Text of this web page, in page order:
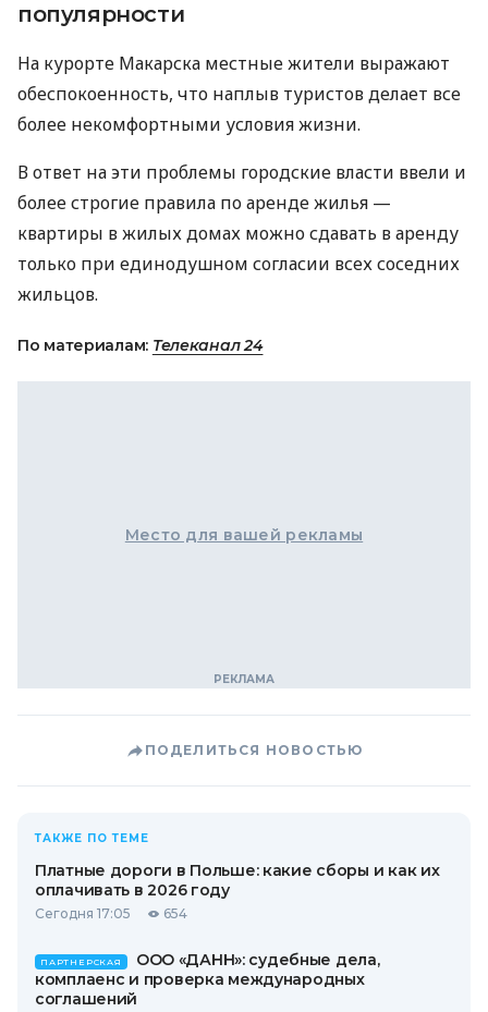
популярности
На курорте Макарска местные жители выражают
обеспокоенность, что наплыв туристов делает все
более некомфортными условия жизни.
В ответ на эти проблемы городские власти ввели и
более строгие правила по аренде жилья —
квартиры в жилых домах можно сдавать в аренду
только при единодушном согласии всех соседних
жильцов.
По материалам: Телеканал 24
Место для вашей рекламы
ПОДЕЛИТЬСЯ НОВОСТЬЮ
ТАКЖЕ ПО ТЕМЕ
Платные дороги в Польше: какие сборы и как их
оплачивать в 2026 году
Сегодня 17:05 654
ПАРТНЕРСКАЯ
ООО «ДАНН»: судебные дела,
комплаенс и проверка международных
соглашений